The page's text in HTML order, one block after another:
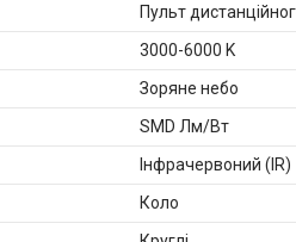
Пульт
3000-6000 K
Зоряне небо
SMD Лм/Вт
Інфрачервоний (IR)
Коло